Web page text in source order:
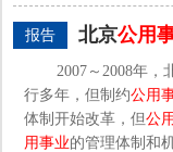
报告 北京公用
2007～2008年，
行多年，但制约公用
体制开始改革，但公
用事业的管理体制和